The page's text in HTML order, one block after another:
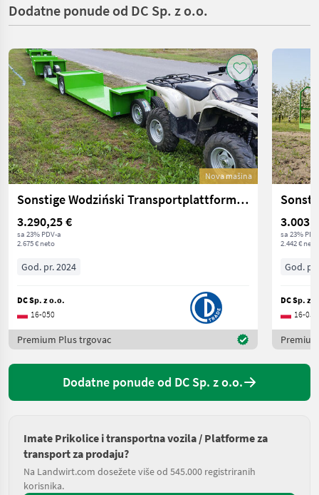
Dodatne ponude od DC Sp. z o.o.
Nova mašina
Sonstige Wodziński Transportplattform / Orchard platforms
3.290,25 €
sa 23% PDV-a
2.675 € neto
God. pr. 2024
DC Sp. z o.o.
16-050
Premium Plus trgovac
sa 23%
2.442 € neto
God.
DC Sp. z
16-050
Dodatne ponude od DC Sp. z o.o.
Imate Prikolice i transportna vozila / Platforme za
transport za prodaju?
Na Landwirt.com dosežete više od 545.000 registriranih
korisnika.